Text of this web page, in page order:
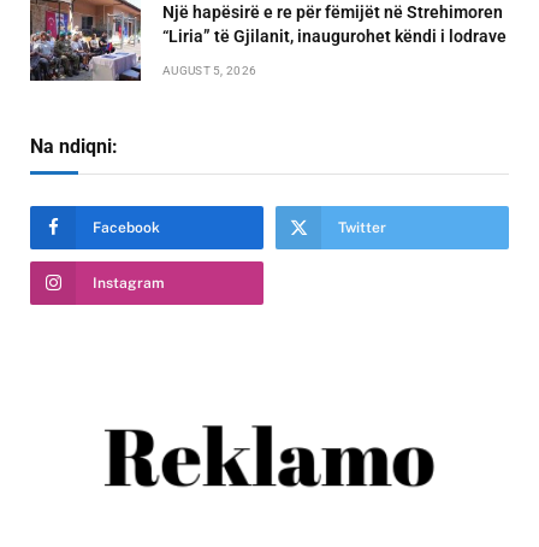
Një hapësirë e re për fëmijët në Strehimoren
“Liria” të Gjilanit, inaugurohet këndi i lodrave
AUGUST 5, 2026
Na ndiqni:
Facebook Twitter
Instagram